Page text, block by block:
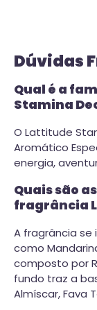
Dúvidas
Qual é a
Stamina
O Lattitude
Aromático
energia,
Quais são
fragrância
A fragrância
como
composto por
fundo traz a
Almíscar, Fava